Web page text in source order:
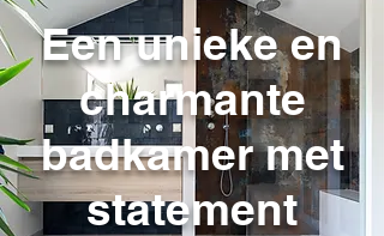
Een unieke en
charmante
badkamer met
statement